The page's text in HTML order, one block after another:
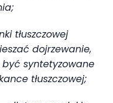
tłuszczowej
dojrzewanie,
syntetyzowane
tłuszczowej;